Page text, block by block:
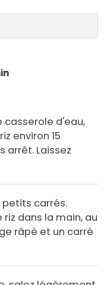
casserole d'eau,
environ 15
arrêt. Laissez
petits carrés.
dans la main, au
râpé et un carré